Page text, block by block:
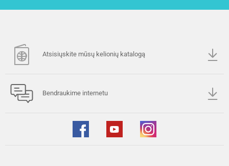
Atsisiųskite mūsų kelionių katalogą
Bendraukime internetu